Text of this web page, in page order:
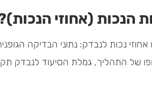
הנכות (אחוזי
נכות לנבדק: נתוני הבדיקה
של התהליך, גמלת הסיעוד לנבדק